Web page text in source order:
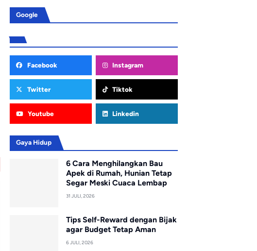
Google
Facebook Instagram
Twitter Tiktok
Youtube Linkedin
Gaya Hidup
6 Cara Menghilangkan Bau
Apek di Rumah, Hunian Tetap
Segar Meski Cuaca Lembap
31 JULI, 2026
Tips Self-Reward dengan Bijak
agar Budget Tetap Aman
6 JULI, 2026